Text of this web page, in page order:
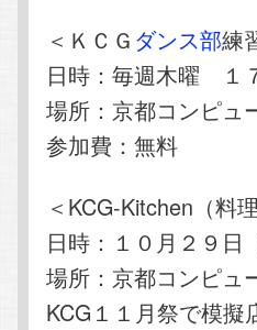
＜ＫＣＧ ダンス部練
日時：毎週木曜 １
場所：京都コンピ
参加費：無料
＜KCG-Kitchen（料
日時：１０月２９日
場所：京都コンピ
KCG１１月祭で模擬